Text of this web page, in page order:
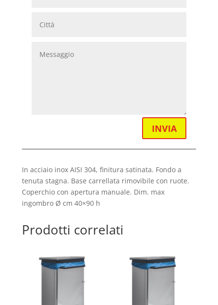
INVIA
In acciaio inox AISI 304, finitura satinata. Fondo a
tenuta stagna. Base carrellata rimovibile con ruote.
Coperchio con apertura manuale. Dim. max
ingombro Ø cm 40×90 h
Prodotti correlati